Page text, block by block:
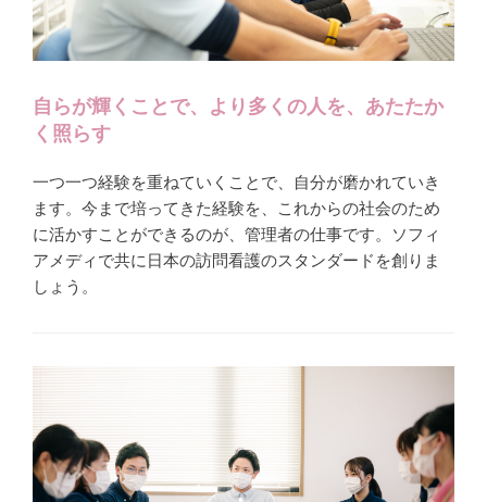
自らが輝くことで、より多くの人を、あたたか
く照らす
一つ一つ経験を重ねていくことで、自分が磨かれていき
ます。今まで培ってきた経験を、これからの社会のため
に活かすことができるのが、管理者の仕事です。ソフィ
アメディで共に日本の訪問看護のスタンダードを創りま
しょう。